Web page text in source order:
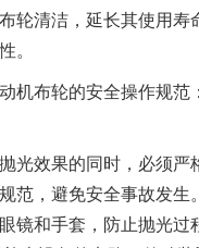
轮清洁，延长其使用寿
。
布轮的安全操作规范
效果的同时，必须严
范，避免安全事故发生
镜和手套，防止抛光过